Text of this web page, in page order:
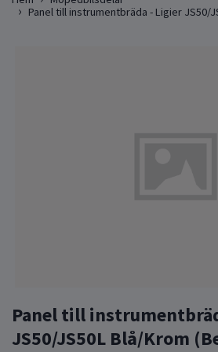
Panel till instrumentbräda - Ligier JS50/
Panel till
JS50/JS50L Blå/Krom